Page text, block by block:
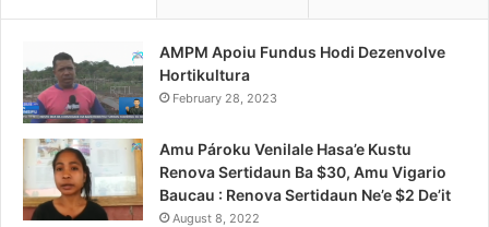
AMPM Apoiu Fundus Hodi Dezenvolve
Hortikultura
February 28, 2023
Amu Pároku Venilale Hasa’e Kustu
Renova Sertidaun Ba $30, Amu Vigario
Baucau : Renova Sertidaun Ne’e $2 De’it
August 8, 2022